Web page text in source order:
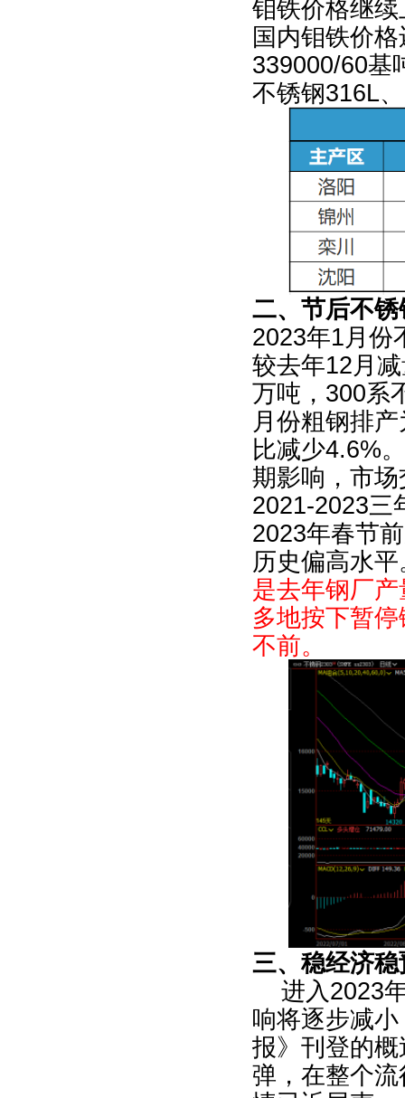
钼铁价格继
国内钼铁价
339000/60基
不锈钢316L、
二、节后不
2023年1月份
较去年12月
万吨， 300系
月份粗钢排产
比减少4.6%
期影响，市
2021-2023三
2023年春节
历史偏高水平
是去年钢厂
多地按下暂
不前。
三、稳经济
进入2023
响将逐步减小
报》刊登的
弹，在整个